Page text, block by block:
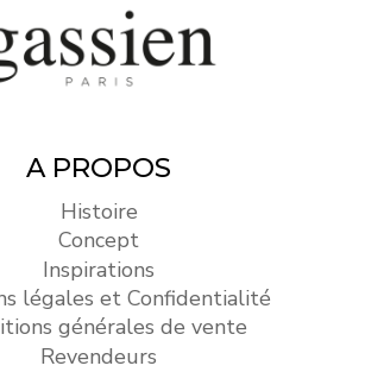
A PROPOS
Histoire
Concept
Inspirations
légales et Confidentialité
générales de vente
Revendeurs